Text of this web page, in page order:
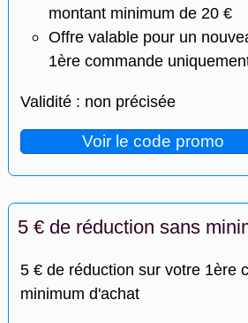
montant minimum de 20 €
Offre valable pour un
1ère commande
Validité : non précisée
Voir le code promo
5 € de réduction sans
5 € de réduction sur votre 1ère
minimum d'achat